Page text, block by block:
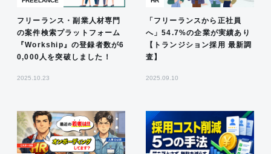
フリーランス・副業人材専門
の案件検索プラットフォーム
『Workship』の登録者数が6
0,000人を突破しました！
2025.10.23
「フリーランスから正社員
へ」54.7%の企業が実績あり
【トランジション採用 最新調
査】
2025.09.10